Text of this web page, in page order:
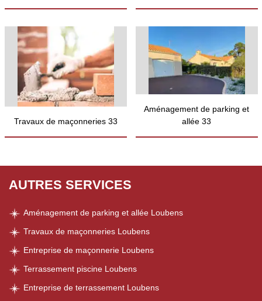
Travaux de maçonneries 33
Aménagement de parking et
allée 33
AUTRES SERVICES
Aménagement de parking et allée Loubens
Travaux de maçonneries Loubens
Entreprise de maçonnerie Loubens
Terrassement piscine Loubens
Entreprise de terrassement Loubens